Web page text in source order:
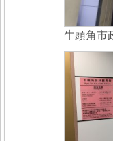
牛頭角市